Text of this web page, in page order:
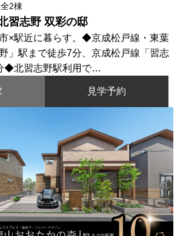
2棟
習志野 双彩の邸
市×駅近に暮らす。◆京成松戸線・東葉
」駅まで徒歩7分、京成松戸線「習志
◆北習志野駅利用で…
見学予約